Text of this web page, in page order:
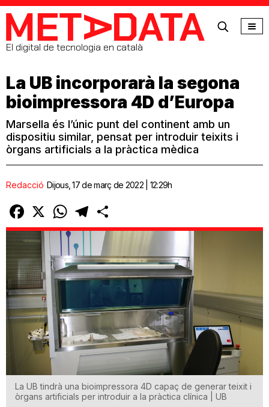
MetaData
El digital de tecnologia en català
La UB incorporarà la segona
bioimpressora 4D d’Europa
Marsella és l’únic punt del continent amb un
dispositiu similar, pensat per introduir teixits i
òrgans artificials a la pràctica mèdica
Redacció Dijous, 17 de març de 2022 | 12:29h
Facebook
X WhatsAppTelegram
La UB tindrà una bioimpressora 4D capaç de generar teixit i
òrgans artificials per introduir a la pràctica clínica | UB